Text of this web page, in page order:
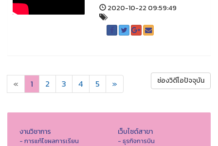
2020-10-22 09:59:49
« 1 2 3 4 5 » ช่องวิดีโอปัจจุบัน
งานวิชาการ
- การแก้ไขผลการเรียน
เว็บไซต์สาขา
- ธุรกิจการบิน